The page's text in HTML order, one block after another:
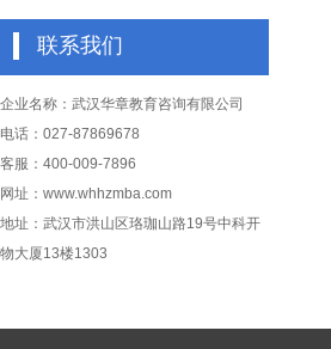
联系我们
企业名称：武汉华章教育咨询有限公司
电话：027-87869678
客服：400-009-7896
网址：www.whhzmba.com
地址：武汉市洪山区珞珈山路19号中科开
物大厦13楼1303